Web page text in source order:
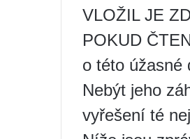
VLOŽIL JE
POKUD
o této úžasné
Nebýt jeho
vyřešení té